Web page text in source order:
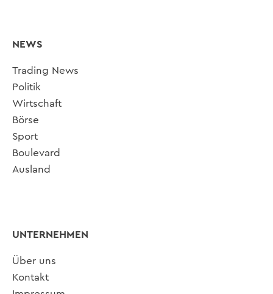
NEWS
Trading News
Politik
Wirtschaft
Börse
Sport
Boulevard
Ausland
UNTERNEHMEN
Über uns
Kontakt